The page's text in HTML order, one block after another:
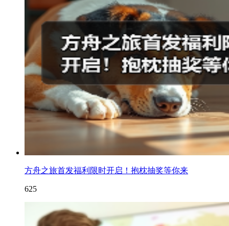
方舟之旅首发福利限时开启！抱枕抽奖等你来
625